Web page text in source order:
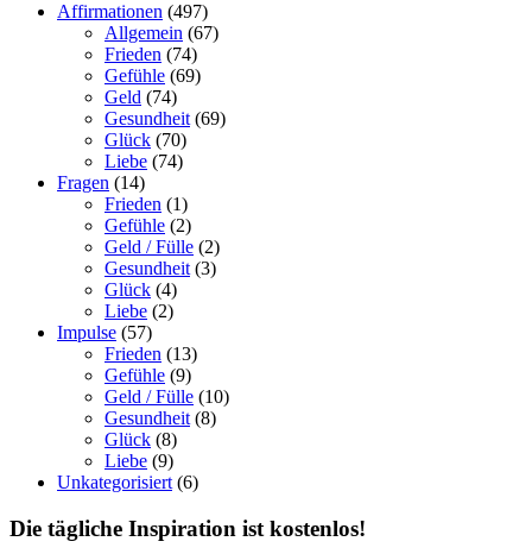
Affirmationen (497)
Allgemein (67)
Frieden (74)
Gefühle (69)
Geld (74)
Gesundheit (69)
Glück (70)
Liebe (74)
Fragen (14)
Frieden (1)
Gefühle (2)
Geld / Fülle (2)
Gesundheit (3)
Glück (4)
Liebe (2)
Impulse (57)
Frieden (13)
Gefühle (9)
Geld / Fülle (10)
Gesundheit (8)
Glück (8)
Liebe (9)
Unkategorisiert (6)
Die tägliche Inspiration ist kostenlos!